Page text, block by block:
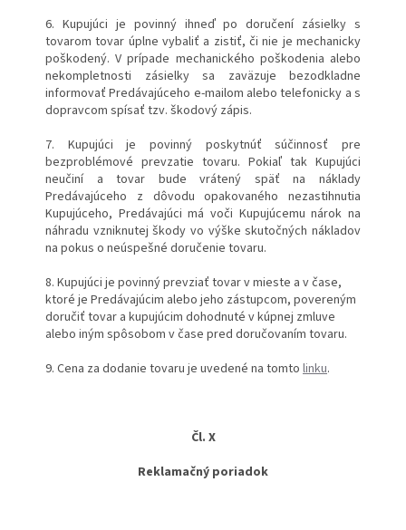
6. Kupujúci je povinný ihneď po doručení zásielky s
tovarom tovar úplne vybaliť a zistiť, či nie je mechanicky
poškodený. V prípade mechanického poškodenia alebo
nekompletnosti zásielky sa zaväzuje bezodkladne
informovať Predávajúceho e-mailom alebo telefonicky a s
dopravcom spísať tzv. škodový zápis.
7. Kupujúci je povinný poskytnúť súčinnosť pre
bezproblémové prevzatie tovaru. Pokiaľ tak Kupujúci
neučiní a tovar bude vrátený späť na náklady
Predávajúceho z dôvodu opakovaného nezastihnutia
Kupujúceho, Predávajúci má voči Kupujúcemu nárok na
náhradu vzniknutej škody vo výške skutočných nákladov
na pokus o neúspešné doručenie tovaru.
8. Kupujúci je povinný prevziať tovar v mieste a v čase,
ktoré je Predávajúcim alebo jeho zástupcom, povereným
doručiť tovar a kupujúcim dohodnuté v kúpnej zmluve
alebo iným spôsobom v čase pred doručovaním tovaru.
9. Cena za dodanie tovaru je uvedené na tomto linku.
Čl. X
Reklamačný poriadok